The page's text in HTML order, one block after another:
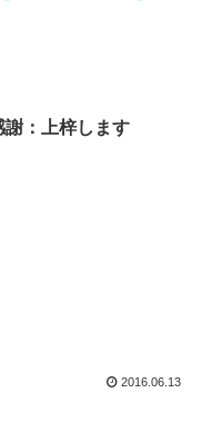
謝：上梓します
2016.06.13